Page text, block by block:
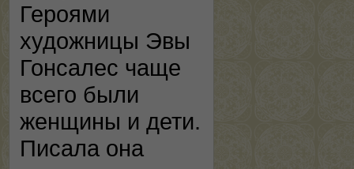
Героями
художницы Эвы
Гонсалес чаще
всего были
женщины и дети.
Писала она